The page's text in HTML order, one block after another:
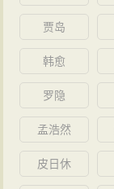
贾岛
韩愈
罗隐
孟浩然
皮日休